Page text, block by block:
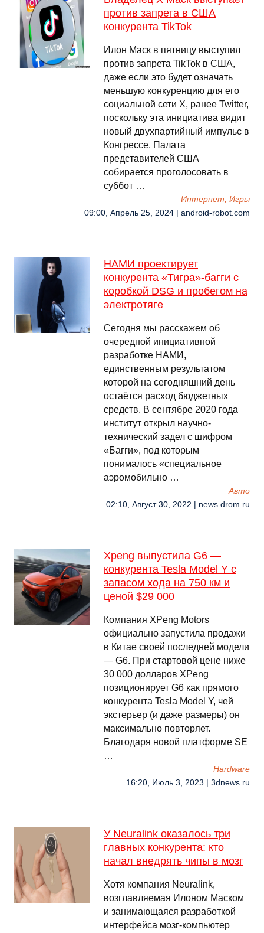
против запрета в США
конкурента TikTok
Илон Маск в пятницу выступил
против запрета TikTok в США,
даже если это будет означать
меньшую конкуренцию для его
социальной сети X, ранее Twitter,
поскольку эта инициатива видит
новый двухпартийный импульс в
Конгрессе. Палата
представителей США
собирается проголосовать в
суббот …
Интернет, Игры
09:00, Апрель 25, 2024 | android-robot.com
НАМИ проектирует
конкурента «Тигра»-багги с
коробкой DSG и пробегом на
электротяге
Сегодня мы расскажем об
очередной инициативной
разработке НАМИ,
единственным результатом
которой на сегодняшний день
остаётся расход бюджетных
средств. В сентябре 2020 года
институт открыл научно-
технический задел с шифром
«Багги», под которым
понималось «специальное
аэромобильно …
Авто
02:10, Август 30, 2022 | news.drom.ru
Xpeng выпустила G6 —
конкурента Tesla Model Y с
запасом хода на 750 км и
ценой $29 000
Компания XPeng Motors
официально запустила продажи
в Китае своей последней модели
— G6. При стартовой цене ниже
30 000 долларов XPeng
позиционирует G6 как прямого
конкурента Tesla Model Y, чей
экстерьер (и даже размеры) он
максимально повторяет.
Благодаря новой платформе SE
…
Hardware
16:20, Июль 3, 2023 | 3dnews.ru
У Neuralink оказалось три
главных конкурента: кто
начал внедрять чипы в мозг
Хотя компания Neuralink,
возглавляемая Илоном Маском
и занимающаяся разработкой
интерфейса мозг-компьютер